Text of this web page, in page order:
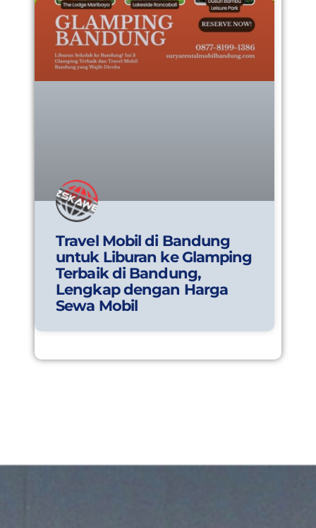
Travel Mobil di Bandung
untuk Liburan ke Glamping
Terbaik di Bandung,
Lengkap dengan Harga
Sewa Mobil